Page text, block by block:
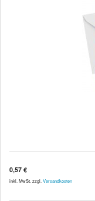
0,57 €
inkl. MwSt. zzgl. Versandkosten